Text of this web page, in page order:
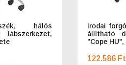
hálós
Irodai
állítható
"Cope
122.586 Ft